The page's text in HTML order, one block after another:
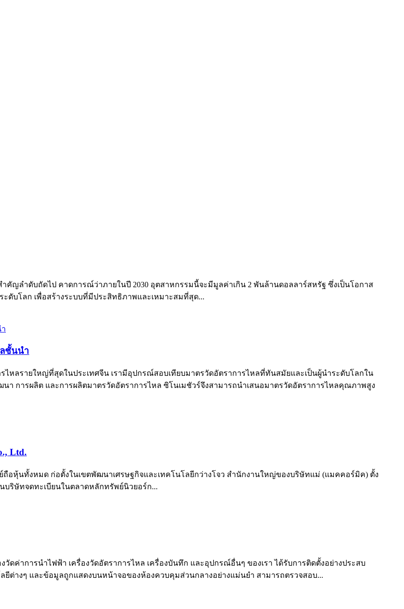
คัญลำดับถัดไป คาดการณ์ว่าภายในปี 2030 อุตสาหกรรมนี้จะมีมูลค่าเกิน 2 พันล้านดอลลาร์สหรัฐ ซึ่งเป็นโอกาส
ดับโลก เพื่อสร้างระบบที่มีประสิทธิภาพและเหมาะสมที่สุด...
ชั้นนำ
ไหลรายใหญ่ที่สุดในประเทศจีน เรามีอุปกรณ์สอบเทียบมาตรวัดอัตราการไหลที่ทันสมัยและเป็นผู้นำระดับโลกใน
การผลิต และการผลิตมาตรวัดอัตราการไหล ซิโนเมชัวร์จึงสามารถนำเสนอมาตรวัดอัตราการไหลคุณภาพสูง
Ltd.
ถือหุ้นทั้งหมด ก่อตั้งในเขตพัฒนาเศรษฐกิจและเทคโนโลยีกว่างโจว สำนักงานใหญ่ของบริษัทแม่ (แมคคอร์มิค) ตั้ง
บริษัทจดทะเบียนในตลาดหลักทรัพย์นิวยอร์ก...
งวัดค่าการนำไฟฟ้า เครื่องวัดอัตราการไหล เครื่องบันทึก และอุปกรณ์อื่นๆ ของเรา ได้รับการติดตั้งอย่างประสบ
ยีต่างๆ และข้อมูลถูกแสดงบนหน้าจอของห้องควบคุมส่วนกลางอย่างแม่นยำ สามารถตรวจสอบ...